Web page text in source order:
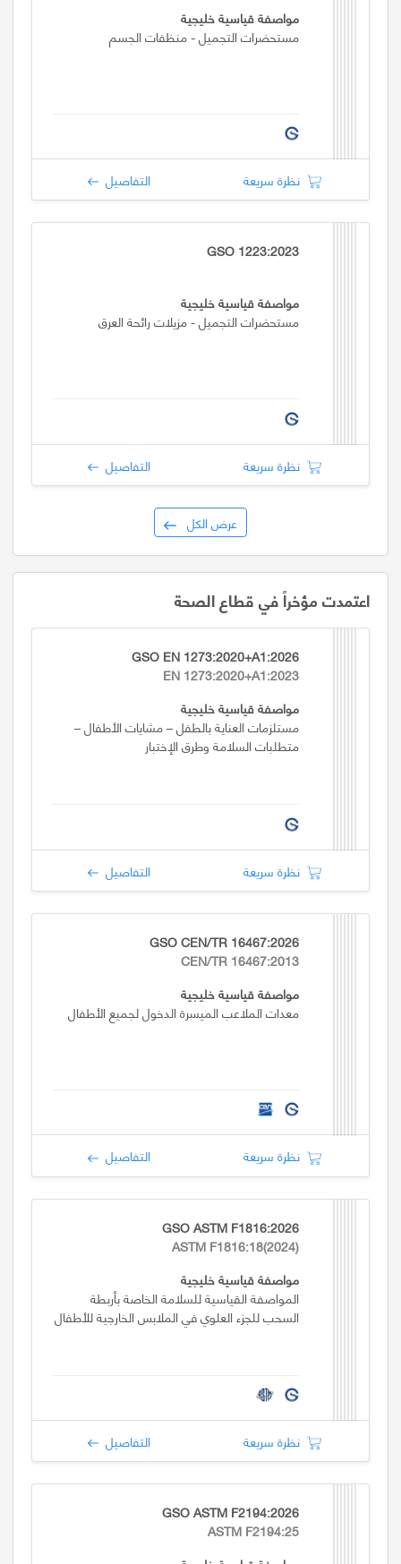
مواصفة قياسية خليجية
مستحضرات التجميل - منظفات الجسم
نظرة سريعة التفاصيل
GSO 1223:2023
مواصفة قياسية خليجية
مستحضرات التجميل - مزيلات رائحة العرق
نظرة سريعة التفاصيل
عرض الكل
اعتمدت مؤخراً في قطاع الصحة
GSO EN 1273:2020+A1:2026
EN 1273:2020+A1:2023
مواصفة قياسية خليجية
مستلزمات العناية بالطفل – مشايات الأطفال –
متطلبات السلامة وطرق الإختبار
نظرة سريعة التفاصيل
GSO CEN/TR 16467:2026
CEN/TR 16467:2013
مواصفة قياسية خليجية
معدات الملاعب الميسرة الدخول لجميع الأطفال
نظرة سريعة التفاصيل
GSO ASTM F1816:2026
ASTM F1816:18(2024)
مواصفة قياسية خليجية
المواصفة القياسية للسلامة الخاصة بأربطة
السحب للجزء العلوي في الملابس الخارجية للأطفال
نظرة سريعة التفاصيل
GSO ASTM F2194:2026
ASTM F2194:25